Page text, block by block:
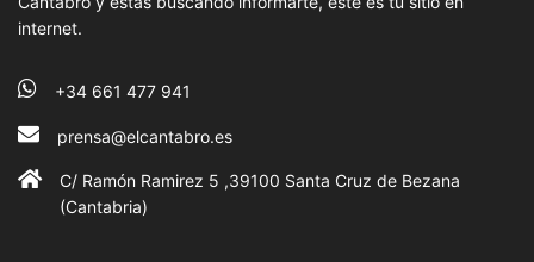
internet.
+34 661 477 941
prensa@elcantabro.es
C/ Ramón Ramirez 5 ,39100 Santa Cruz de Bezana
(Cantabria)